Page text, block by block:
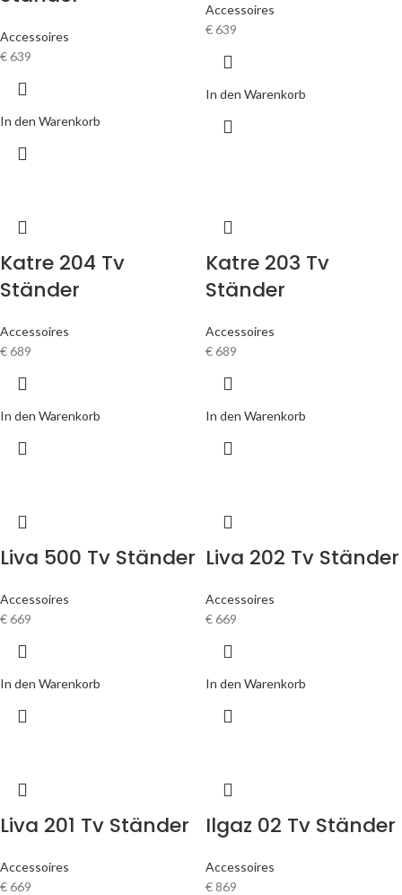
Accessoires
€639
In den Warenkorb
Accessoires
€639
In den Warenkorb
Katre 204 Tv
Ständer
Accessoires
€689
In den Warenkorb
Katre 203 Tv
Ständer
Accessoires
€689
In den Warenkorb
Liva 500 Tv Ständer
Accessoires
€669
In den Warenkorb
Liva 202 Tv Ständer
Accessoires
€669
In den Warenkorb
Liva 201 Tv Ständer
Accessoires
€669
Ilgaz 02 Tv Ständer
Accessoires
€869